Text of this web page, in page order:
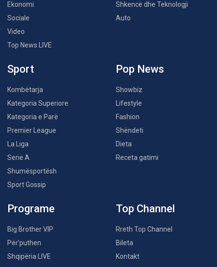
Ekonomi
Sociale
Video
Top News LIVE
Shkencë dhe Teknologji
Auto
Sport
Kombëtarja
Kategoria Superiore
Kategoria e Parë
Premier League
La Liga
Serie A
Shumësportësh
Sport Gossip
Pop News
Showbiz
Lifestyle
Fashion
Shëndeti
Dieta
Receta gatimi
Programe
Big Brother VIP
Për’puthen
Shqipëria LIVE
Top Channel
Rreth Top Channel
Bileta
Kontakt